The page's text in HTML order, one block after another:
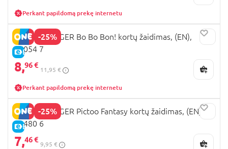
Perkant papildomą prekę internetu
-25%
E-KAINA
RAVENSBURGER Bo Bo Bon! kortų žaidimas, (EN),
25054 7
8,96 €
11,95 €
Perkant papildomą prekę internetu
-25%
E-KAINA
RAVENSBURGER Pictoo Fantasy kortų žaidimas, (EN),
23480 6
7,46 €
9,95 €